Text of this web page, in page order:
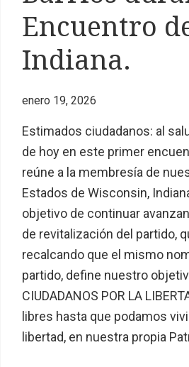
Encuentro
Indiana.
enero 19, 2026
Estimados ciudadanos: al
de hoy en este primer
reúne a la membresía de
Estados de Wisconsin,
objetivo de continuar
de revitalización del partido,
recalcando que el mismo
partido, define nuestro
CIUDADANOS POR LA
libres hasta que podamos
libertad, en nuestra propia